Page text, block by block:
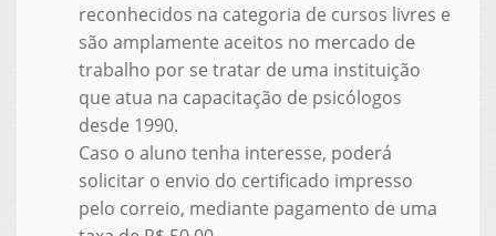
reconhecidos na categoria de cursos livres e
são amplamente aceitos no mercado de
trabalho por se tratar de uma instituição
que atua na capacitação de psicólogos
desde 1990.
Caso o aluno tenha interesse, poderá
solicitar o envio do certificado impresso
pelo correio, mediante pagamento de uma